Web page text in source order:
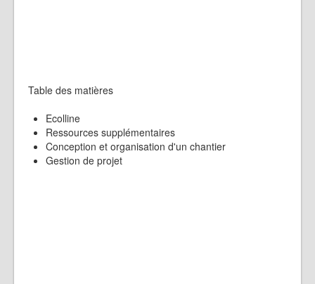
Table des matières
Ecolline
Ressources supplémentaires
Conception et organisation d'un chantier
Gestion de projet